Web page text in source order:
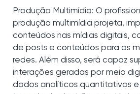
Produção Multimídia: O
produção multimídia projeta,
conteúdos nas mídias digitais,
de posts e conteúdos para as
redes. Além disso, será capaz
interações geradas por meio
dados analíticos quantitativos